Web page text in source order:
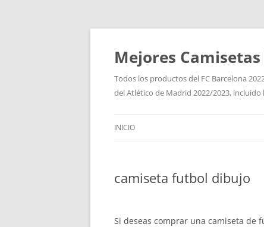
Mejores
Todos los productos del FC Barcelona
del Atlético de Madrid 2022/2023,
INICIO
camiseta futbol dibujo
Si deseas comprar una camiseta de